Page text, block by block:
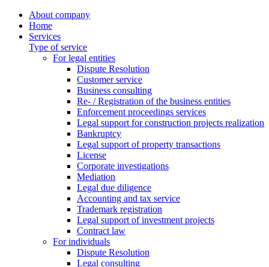
About company
Home
Services
Type of service
For legal entities
Dispute Resolution
Customer service
Business consulting
Re- / Registration of the business entities
Enforcement proceedings services
Legal support for construction projects realization
Bankruptcy
Legal support of property transactions
License
Corporate investigations
Mediation
Legal due diligence
Accounting and tax service
Trademark registration
Legal support of investment projects
Contract law
For individuals
Dispute Resolution
Legal consulting